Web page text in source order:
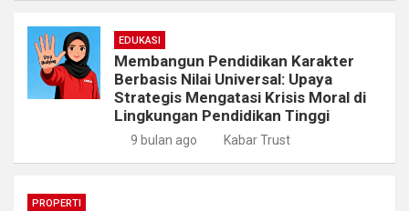
EDUKASI
Membangun Pendidikan Karakter
Berbasis Nilai Universal: Upaya
Strategis Mengatasi Krisis Moral di
Lingkungan Pendidikan Tinggi
9 bulan ago Kabar Trust
PROPERTI